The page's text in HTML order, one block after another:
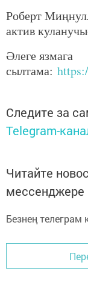
Роберт
актив
Әлеге язмага
сылтама:
Следите за
Telegram-
Читайте
мессенджере
Безнең